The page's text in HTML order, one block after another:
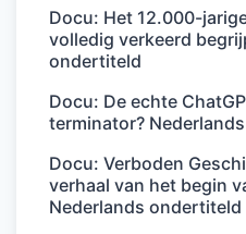
Docu: Het 12.000-
volledig verkeerd
ondertiteld
Docu: De echte
terminator?
Docu: Verboden
verhaal van het begin
Nederlands ondertiteld